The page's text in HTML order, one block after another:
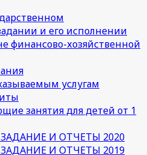
и его исполнении
финансово-хозяйственной
услугам
занятия для детей от 1
И ОТЧЕТЫ 2020
И ОТЧЕТЫ 2019